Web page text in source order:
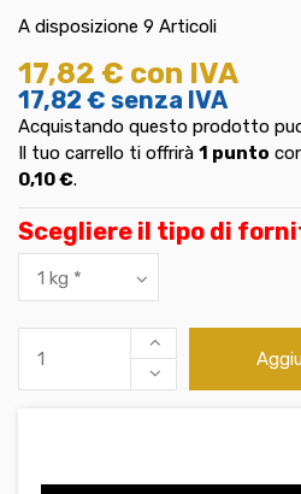
A disposizione 9 Articoli
17,82 € con IVA
17,82 € senza IVA
Acquistando questo prodotto
Il tuo carrello ti offrirà 1 punto
0,10 €.
Scegliere il tipo di